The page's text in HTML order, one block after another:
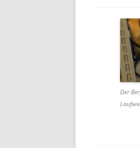
Der